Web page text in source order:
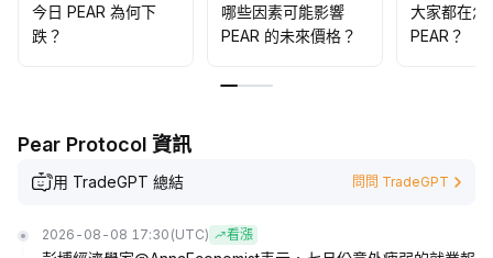
今日 PEAR 為何下
跌？
哪些因素可能影響
PEAR 的未來價格？
大家都在怎
PEAR？
Pear Protocol 資訊
用 TradeGPT 總結 問問 TradeGPT
2026-08-08 17:30 (UTC) 看漲